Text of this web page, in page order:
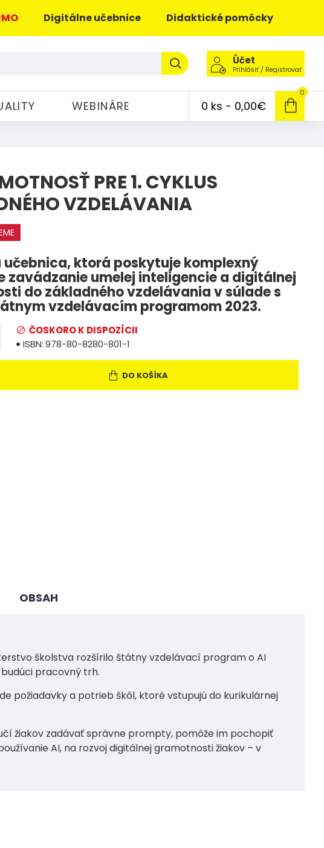
Digitálne učebnice Didaktické pomôcky
Účet
Prihlásiť / Registrovať
WEBINÁRE 0 ks - 0,00€
0
PRE 1. CYKLUS
VZDELÁVANIA
učebnica, ktorá poskytuje komplexný
zavádzanie umelej inteligencie a digitálnej
do základného vzdelávania v súlade s
vzdelávacím programom 2023.
ČOSKORO K DISPOZÍCII
ISBN:978-80-8280-801-1
DO KOŠÍKA
OBSAH
školstva rozšírilo štátny vzdelávací program o AI
pracovný trh.
požiadavky a potrieb škôl, ktoré vstupujú do kurikulárnej
žiakov zadávať správne prompty, pomôže im pochopiť
AI, na rozvoj digitálnej gramotnosti žiakov – v